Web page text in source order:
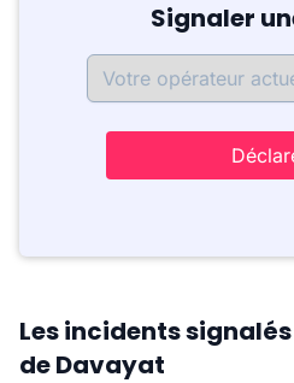
Signaler
Les incidents
de Davayat